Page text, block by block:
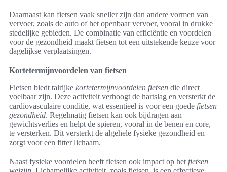
Daarnaast kan fietsen vaak sneller zijn dan andere vormen van
vervoer, zoals de auto of het openbaar vervoer, vooral in drukke
stedelijke gebieden. De combinatie van efficiëntie en voordelen
voor de gezondheid maakt fietsen tot een uitstekende keuze voor
dagelijkse verplaatsingen.
Kortetermijnvoordelen van fietsen
Fietsen biedt talrijke kortetermijnvoordelen fietsen die direct
voelbaar zijn. Deze activiteit verhoogt de hartslag en versterkt de
cardiovasculaire conditie, wat essentieel is voor een goede fietsen
gezondheid. Regelmatig fietsen kan ook bijdragen aan
gewichtsverlies en helpt de spieren, vooral in de benen en core,
te versterken. Dit versterkt de algehele fysieke gezondheid en
zorgt voor een fitter lichaam.
Naast fysieke voordelen heeft fietsen ook impact op het fietsen